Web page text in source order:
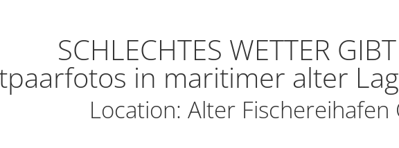
SCHLECHTES WETTER
in maritimer alter
Location: Alter Fischereihafen